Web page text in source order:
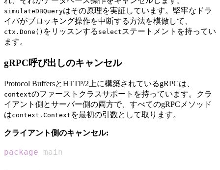
simulateDBQueryはその原理を実証しています。堅牢なドラ
イバがブロッキング操作を中断する方法を模倣して、
ctx.Done() をリッスンする select ステートメントを持ってい
ます。
gRPC呼び出しのキャンセル
Protocol BuffersとHTTP/2上に構築されているgRPCは、
contextのファーストクラスサポートを持っています。クラ
イアント側とサーバー側の両方で、すべてのgRPCメソッド
はcontext.Context を最初の引数として取ります。
クライアント側のキャンセル:
package